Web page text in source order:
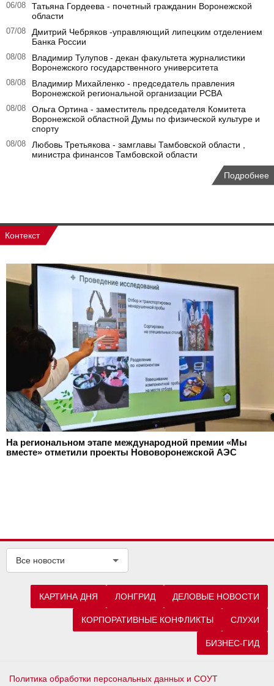
06/08
Татьяна Гордеева - почетный гражданин Воронежской
области
07/08
Дмитрий Чебряков -управляющий липецким отделением
Банка России
08/08
Владимир Тулупов - декан факультета журналистики
Воронежского государственного университета
08/08
Владимир Михайленко - председатель правления
Воронежской региональной организации РСВА
08/08
Ольга Ортина - заместитель председателя Комитета
Воронежской областной Думы по физической культуре и
спорту
08/08
Любовь Третьякова - замглавы Тамбовской области ,
министра финансов Тамбовской области
Подробнее
Контекст
На региональном этапе международной премии «Мы
вместе» отметили проекты Нововоронежской АЭС
Все новости
КАРТИНА ДНЯ ЛОНГРИД ДЕЛОВЫЕ НОВОСТИ
КОРПОРАТИВНЫЕ КОНФЛИКТЫ СЛУХИ
БИЗНЕС-ГИД
Политика обработки персональных данных и СОУТ